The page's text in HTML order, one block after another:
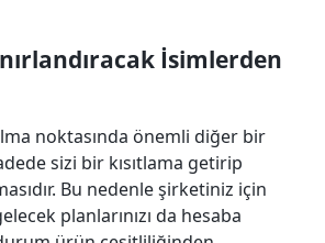
İsimlerden
noktasında önemli diğer bir
sizi bir kısıtlama getirip
Bu nedenle şirketiniz için
planlarınızı da hesaba